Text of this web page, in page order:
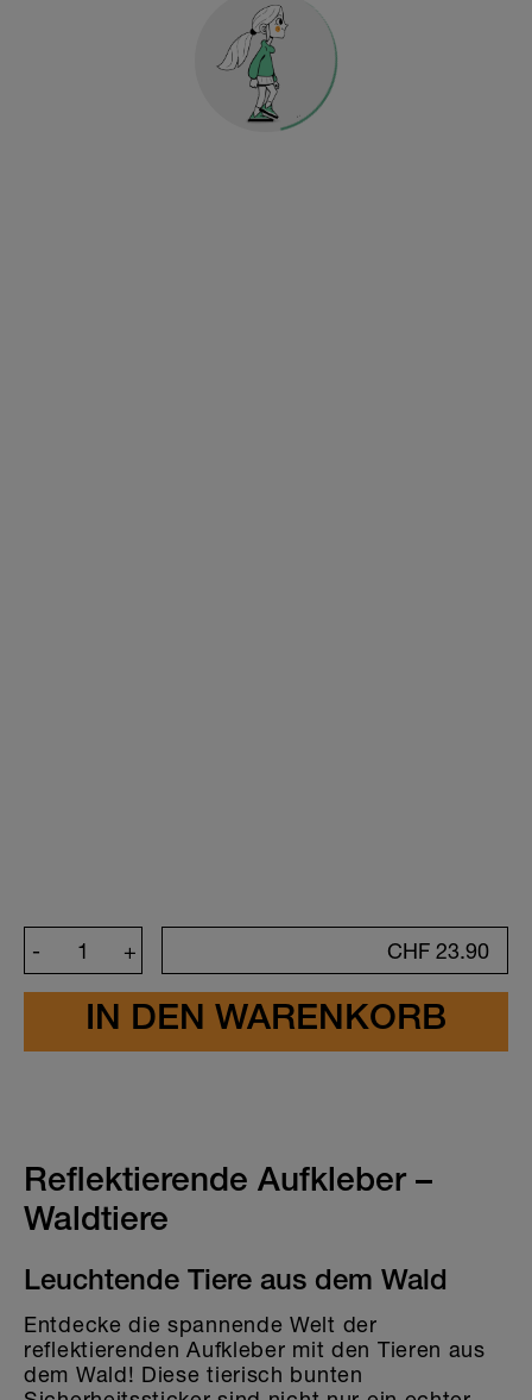
Schriftfarbe
+
- CHF 23.90
Reflektierende Aufkleber –
Waldtiere
Leuchtende Tiere aus dem Wald
Entdecke die spannende Welt der
reflektierenden Aufkleber mit den Tieren aus
dem Wald! Diese tierisch bunten